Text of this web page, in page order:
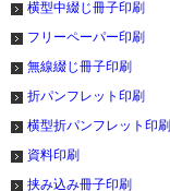
横型中綴じ冊子印刷
フリーペーパー印刷
無線綴じ冊子印刷
折パンフレット印刷
横型折パンフレット印刷
資料印刷
挟み込み冊子印刷